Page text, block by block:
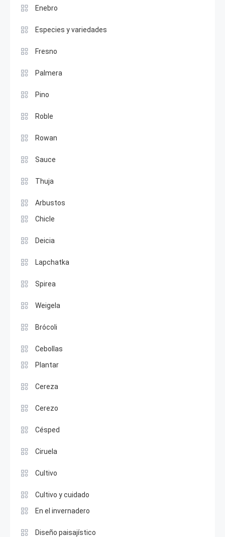
Enebro
Especies y variedades
Fresno
Palmera
Pino
Roble
Rowan
Sauce
Thuja
Arbustos
Chicle
Deicia
Lapchatka
Spirea
Weigela
Brócoli
Cebollas
Plantar
Cereza
Cerezo
Césped
Ciruela
Cultivo
Cultivo y cuidado
En el invernadero
Diseño paisajístico